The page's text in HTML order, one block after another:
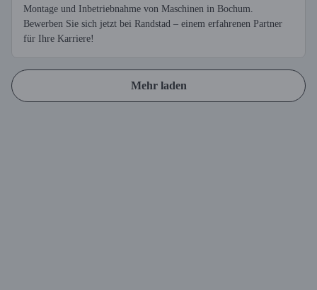
Montage und Inbetriebnahme von Maschinen in Bochum.
Bewerben Sie sich jetzt bei Randstad – einem erfahrenen Partner
für Ihre Karriere!
Mehr laden